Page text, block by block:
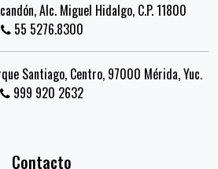
Alc. Miguel Hidalgo, C.P. 11800
55 5276.8300
Santiago, Centro, 97000 Mérida, Yuc.
999 920 2632
Contacto